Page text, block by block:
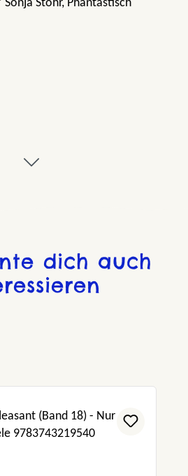
Sonja Stöhr, Phantastisch
dich auch